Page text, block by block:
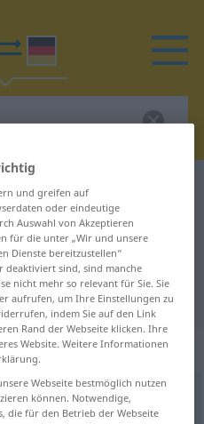
Übersetzung
und greifen auf
oder eindeutige
Auswahl von Akzeptieren
für die unter „Wir und unsere
Dienste bereitzustellen“
deaktiviert sind, sind manche
nicht mehr so relevant für Sie. Sie
aufrufen, um Ihre Einstellungen zu
indem Sie auf den Link
Rand der Webseite klicken. Ihre
Website. Weitere Informationen
Webseite bestmöglich nutzen
können. Notwendige,
die für den Betrieb der Webseite